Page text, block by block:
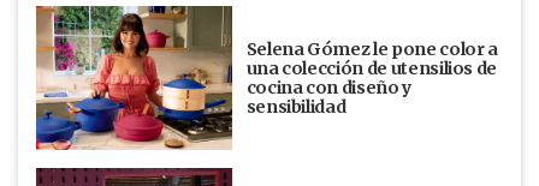
Selena Gómez le pone color a
una colección de utensilios de
cocina con diseño y
sensibilidad